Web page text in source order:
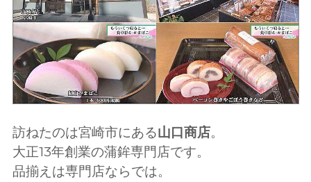
訪ねたのは宮崎市にある山口商店。
大正13年創業の蒲鉾専門店です。
品揃えは専門店ならでは。